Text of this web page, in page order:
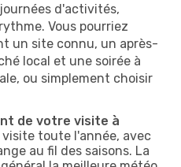
d'activités,
Vous pourriez
un site connu, un après-
local et une soirée à
ou simplement choisir
de votre visite à
visite toute l'année, avec
au fil des saisons. La